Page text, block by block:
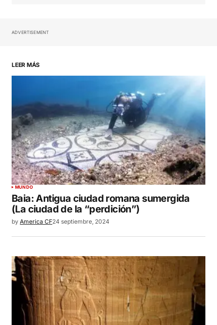
Your Name
Your E-mail
Guardar mi nombre, correo electrónico y sitio
web en este navegador para la próxima vez que
haga un comentario.
SUBMIT COMMENT
ADVERTISEMENT
LEER MÁS
MUNDO
Baia: Antigua ciudad romana sumergida
(La ciudad de la “perdición”)
by America CF24 septiembre, 2024